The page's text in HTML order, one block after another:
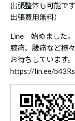
出張整体も可能で
出張費用無料）
Line 始めました。
膝痛、腰痛など様
お待ちしています。
https://lin.ee/